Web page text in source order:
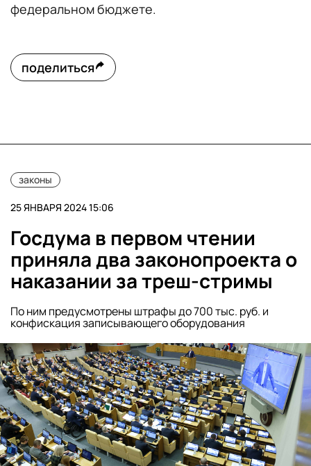
федеральном бюджете.
поделиться
законы
25 ЯНВАРЯ 2024 15:06
Госдума в первом чтении
приняла два законопроекта о
наказании за треш-стримы
По ним предусмотрены штрафы до 700 тыс. руб. и
конфискация записывающего оборудования